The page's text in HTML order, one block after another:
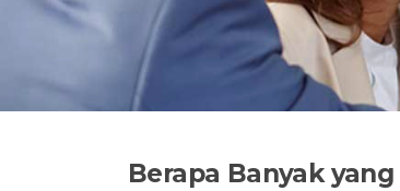
Berapa Banyak